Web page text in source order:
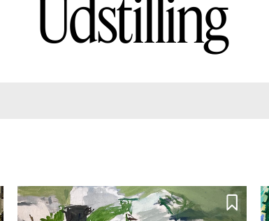
Udstilling
